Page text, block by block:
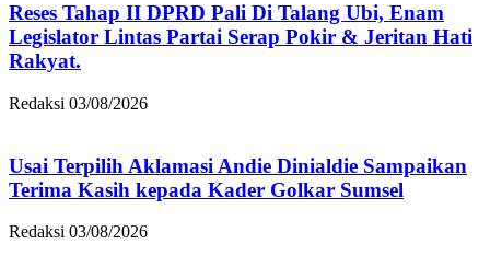
Reses Tahap II DPRD Pali Di Talang Ubi, Enam
Legislator Lintas Partai Serap Pokir & Jeritan Hati
Rakyat.
Redaksi 03/08/2026
Usai Terpilih Aklamasi Andie Dinialdie Sampaikan
Terima Kasih kepada Kader Golkar Sumsel
Redaksi 03/08/2026